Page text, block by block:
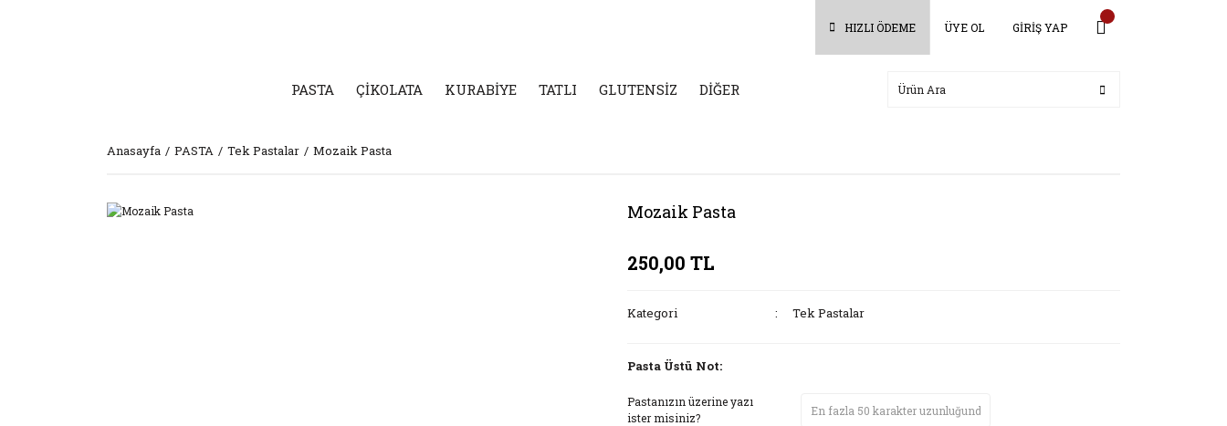
HIZLI ÖDEME ÜYE OL GİRİŞ YAP
PASTA ÇİKOLATA KURABİYE TATLI GLUTENSİZ DİĞER
Anasayfa PASTA Tek Pastalar Mozaik Pasta
Mozaik Pasta
250,00 TL
Kategori Tek Pastalar
Pasta Üstü Not:
Pastanızın üzerine yazı
ister misiniz?